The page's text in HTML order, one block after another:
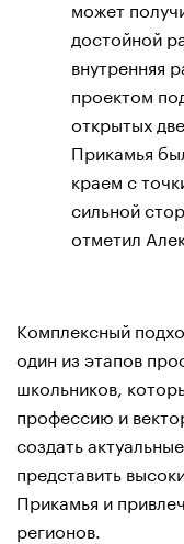
может
достойной
внутренняя
проектом
открытых
Прикамья
краем с
сильной
отметил
Комплексный
один из этапов
школьников,
профессию и
создать
представить
Прикамья и
регионов.